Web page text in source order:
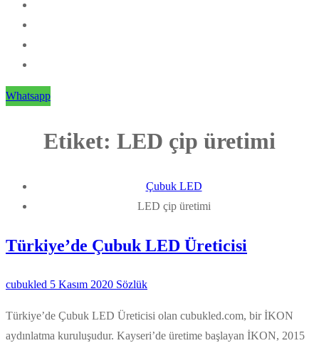
Whatsapp
Etiket: LED çip üretimi
Çubuk LED
LED çip üretimi
Türkiye’de Çubuk LED Üreticisi
cubukled 5 Kasım 2020 Sözlük
Türkiye’de Çubuk LED Üreticisi olan cubukled.com, bir İKON
aydınlatma kuruluşudur. Kayseri’de üretime başlayan İKON, 2015